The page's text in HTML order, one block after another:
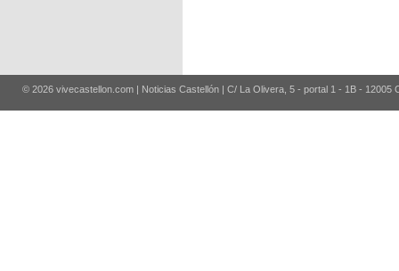
© 2026 vivecastellon.com | Noticias Castellón | C/ La Olivera, 5 - portal 1 - 1B - 12005